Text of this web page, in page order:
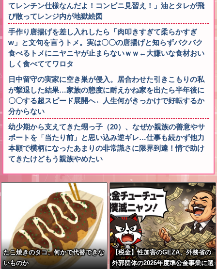
てレンチン仕様なんだよ！コンビニ見習え！」油とタレが飛
び散ってレンジ内が地獄絵図
手作り唐揚げを差し入れしたら「肉叩きすぎて柔らかすぎ
w」と文句を言うトメ。実は〇〇の唐揚げと知らずバクバク
食べるトメにニヤニヤが止まらないｗｗ←大嫌いな食材おい
しく食べててワロタ
日中留守の実家に空き巣が侵入。居合わせた引きこもりの私
が撃退した結果…家族の態度に耐えかね家を出たら半年後に
〇〇する超スピード展開へ←人生何がきっかけで好転するか
分からない
幼少期から支えてきた甥っ子（20）、なぜか親族の善意やサ
ポートを「当たり前」と思い込み逆ギレ…仕事も続かず他力
本願で横柄になったあまりの非常識さに限界到達！情で助け
てきたけどもう親族やめたい
たこ焼きのタコ、何かで代替できな
いものか
【税金】性加害のGEZA、外務省の
外郭団体の2026年度準公金事業に選